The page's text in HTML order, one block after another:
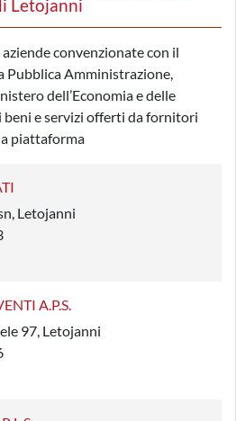
Letojanni
convenzionate con il
Pubblica Amministrazione,
dell’Economia e delle
beni e servizi offerti da fornitori
piattaforma
Letojanni
A.P.S.
97, Letojanni